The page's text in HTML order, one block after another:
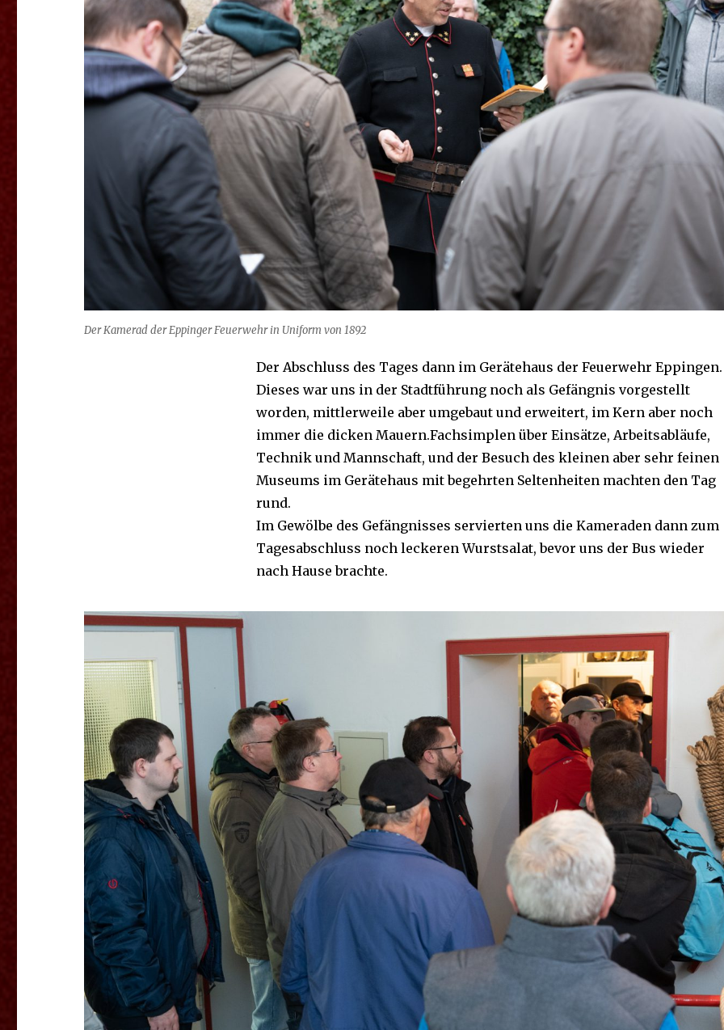
Der Kamerad der Eppinger Feuerwehr in Uniform von 1892
Der Abschluss des Tages dann im Gerätehaus der Feuerwehr Eppingen.
Dieses war uns in der Stadtführung noch als Gefängnis vorgestellt
worden, mittlerweile aber umgebaut und erweitert, im Kern aber noch
immer die dicken Mauern.Fachsimplen über Einsätze, Arbeitsabläufe,
Technik und Mannschaft, und der Besuch des kleinen aber sehr feinen
Museums im Gerätehaus mit begehrten Seltenheiten machten den Tag
rund.
Im Gewölbe des Gefängnisses servierten uns die Kameraden dann zum
Tagesabschluss noch leckeren Wurstsalat, bevor uns der Bus wieder
nach Hause brachte.